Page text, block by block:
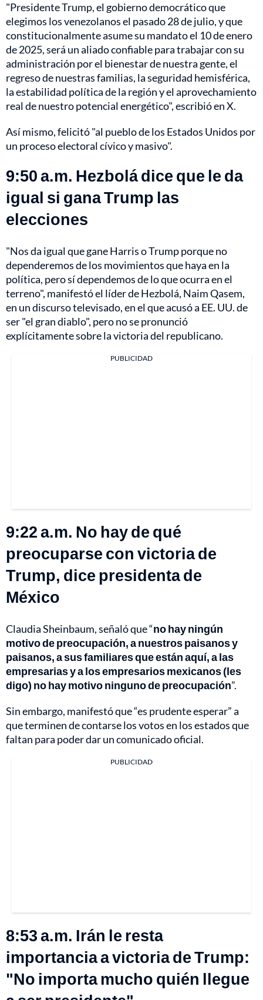
"Presidente Trump, el gobierno democrático que
elegimos los venezolanos el pasado 28 de julio, y que
constitucionalmente asume su mandato el 10 de enero
de 2025, será un aliado confiable para trabajar con su
administración por el bienestar de nuestra gente, el
regreso de nuestras familias, la seguridad hemisférica,
la estabilidad política de la región y el aprovechamiento
real de nuestro potencial energético", escribió en X.
Así mismo, felicitó "al pueblo de los Estados Unidos por
un proceso electoral cívico y masivo".
9:50 a.m. Hezbolá dice que le da
igual si gana Trump las
elecciones
"Nos da igual que gane Harris o Trump porque no
dependeremos de los movimientos que haya en la
política, pero sí dependemos de lo que ocurra en el
terreno", manifestó el líder de Hezbolá, Naim Qasem,
en un discurso televisado, en el que acusó a EE. UU. de
ser "el gran diablo", pero no se pronunció
explícitamente sobre la victoria del republicano.
PUBLICIDAD
9:22 a.m. No hay de qué
preocuparse con victoria de
Trump, dice presidenta de
México
Claudia Sheinbaum, señaló que “no hay ningún
motivo de preocupación, a nuestros paisanos y
paisanos, a sus familiares que están aquí, a las
empresarias y a los empresarios mexicanos (les
digo) no hay motivo ninguno de preocupación”.
Sin embargo, manifestó que “es prudente esperar” a
que terminen de contarse los votos en los estados que
faltan para poder dar un comunicado oficial.
PUBLICIDAD
8:53 a.m. Irán le resta
importancia a victoria de Trump:
"No importa mucho quién llegue